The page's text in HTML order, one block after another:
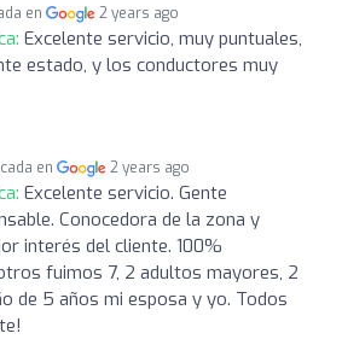
en 2 years ago
Excelente servicio, muy puntuales,
estado, y los conductores muy
en 2 years ago
Excelente servicio. Gente
Conocedora de la zona y
interés del cliente. 100%
fuimos 7, 2 adultos mayores, 2
de 5 años mi esposa y yo. Todos